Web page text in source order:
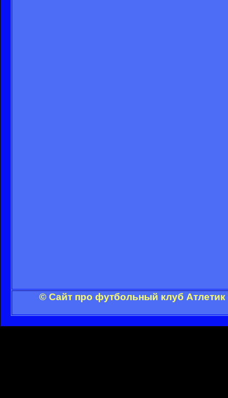
© Сайт про футбольный клуб